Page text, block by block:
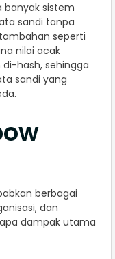
banyak sistem
sandi tanpa
seperti
nilai acak
hash, sehingga
sandi yang
berbagai
dan
dampak utama